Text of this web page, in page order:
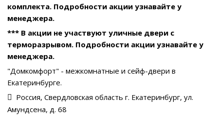
комплекта. Подробности акции узнавайте у
менеджера.
*** В акции не участвуют уличные двери с
терморазрывом. Подробности акции узнавайте у
менеджера.
"Домкомфорт" - межкомнатные и сейф-двери в
Екатеринбурге.
Россия, Свердловская область г. Екатеринбург, ул.
Амундсена, д. 68